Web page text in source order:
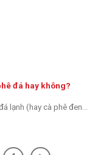
đá hay không?
lạnh (hay cà phê đen...